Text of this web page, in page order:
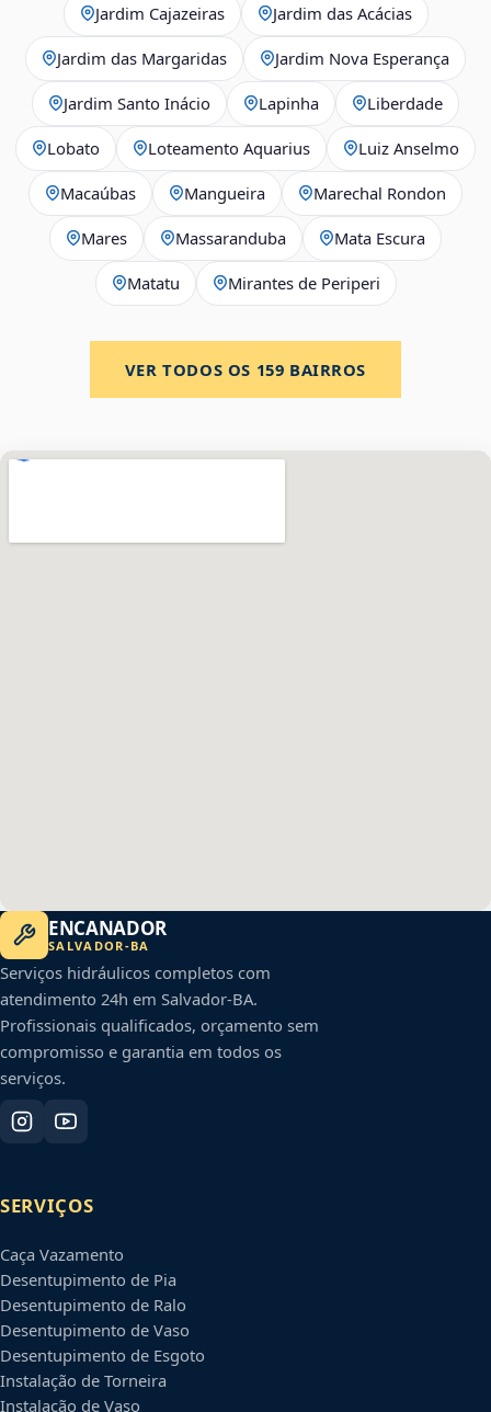
Jardim Cajazeiras Jardim das Acácias
Jardim das Margaridas Jardim Nova Esperança
Jardim Santo Inácio Lapinha Liberdade
Lobato Loteamento Aquarius Luiz Anselmo
Macaúbas Mangueira Marechal Rondon
Mares Massaranduba Mata Escura
Matatu Mirantes de Periperi
VER TODOS OS 159 BAIRROS
ENCANADOR
SALVADOR-BA
Serviços hidráulicos completos com
atendimento 24h em Salvador-BA.
Profissionais qualificados, orçamento sem
compromisso e garantia em todos os
serviços.
SERVIÇOS
Caça Vazamento
Desentupimento de Pia
Desentupimento de Ralo
Desentupimento de Vaso
Desentupimento de Esgoto
Instalação de Torneira
Instalação de Vaso